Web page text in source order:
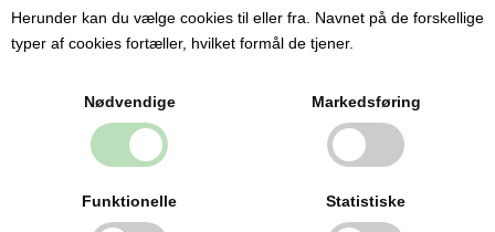
Herunder kan du vælge cookies til eller fra. Navnet på de forskellige
typer af cookies fortæller, hvilket formål de tjener.
Nødvendige Markedsføring
Funktionelle Statistiske